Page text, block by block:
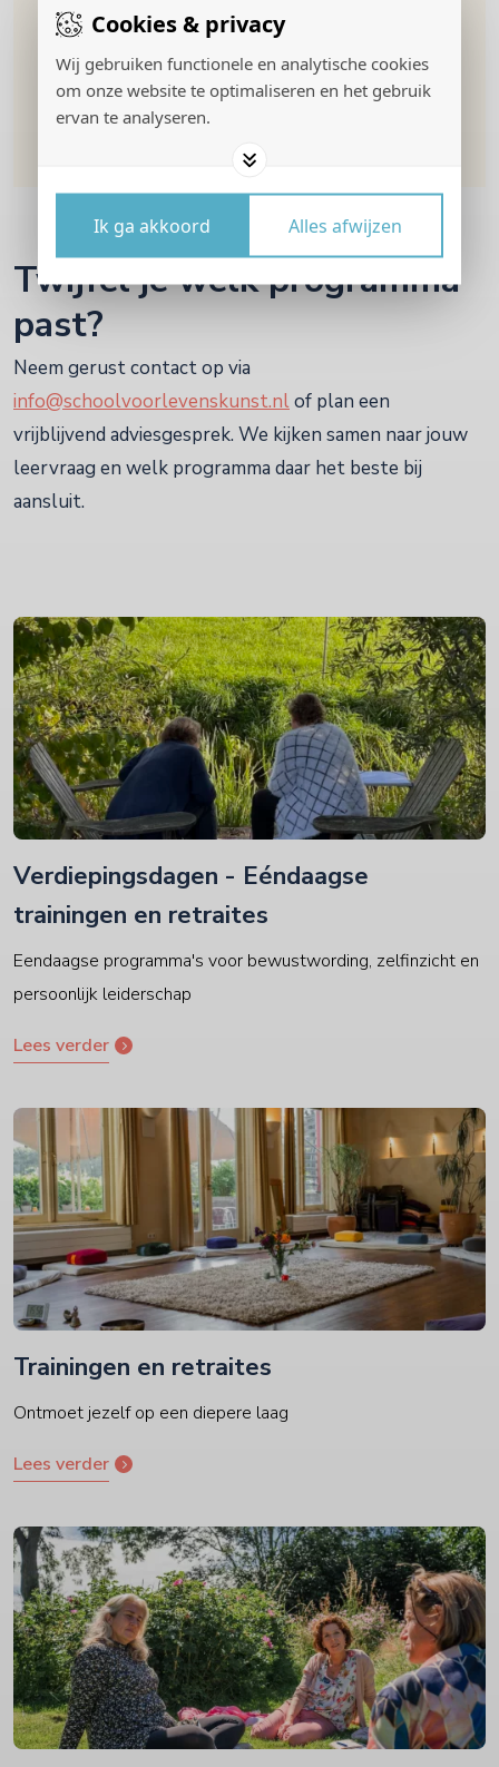
Cookies & privacy
Wij gebruiken functionele en analytische cookies
om onze website te optimaliseren en het gebruik
ervan te analyseren.
Ik ga akkoord Alles afwijzen
op zich, en het wordt vaker goedgekeurd dan je
denkt. Zo ging een docente Frans op een
middelbare school mee op de retraite Vrouwelijk
Leiderschap Intensive in Malaga. Ze vroeg het
Twijfel je welk programma
past?
Neem gerust contact op via
info@schoolvoorlevenskunst.nlof plan een
vrijblijvend adviesgesprek. We kijken samen naar jouw
leervraag en welk programma daar het beste bij
aansluit.
Verdiepingsdagen - Eéndaagse
trainingen en retraites
Eendaagse programma's voor bewustwording, zelfinzicht en
persoonlijk leiderschap
Lees verder
Trainingen en retraites
Ontmoet jezelf op een diepere laag
Lees verder